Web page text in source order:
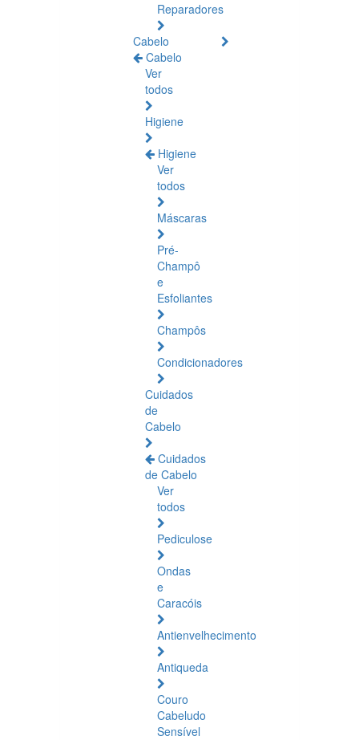
Reparadores
Cabelo
Cabelo
Ver
todos
Higiene
Higiene
Ver
todos
Máscaras
Pré-
Champô
e
Esfoliantes
Champôs
Condicionadores
Cuidados
de
Cabelo
Cuidados
de Cabelo
Ver
todos
Pediculose
Ondas
e
Caracóis
Antienvelhecimento
Antiqueda
Couro
Cabeludo
Sensível